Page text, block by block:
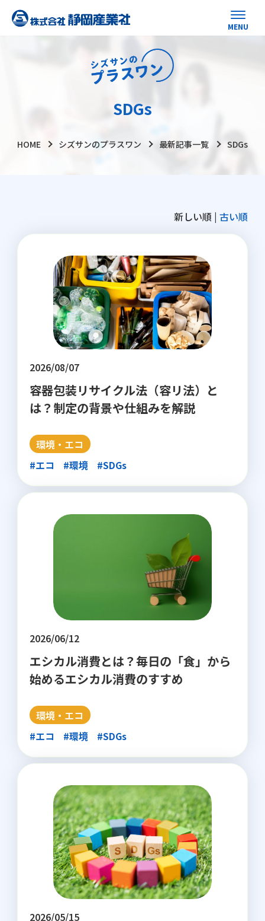
SDGs
HOME シズサンのプラスワン 最新記事一覧 SDGs
新しい順 |古い順
2026/08/07
容器包装リサイクル法（容リ法）と
は？制定の背景や仕組みを解説
環境・エコ
#エコ
#環境 #SDGs
2026/06/12
エシカル消費とは？毎日の「食」から
始めるエシカル消費のすすめ
環境・エコ
#エコ
#環境 #SDGs
2026/05/15